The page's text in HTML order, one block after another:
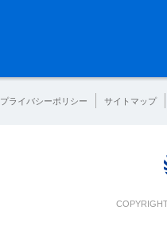
プライバシーポリシー サイトマップ